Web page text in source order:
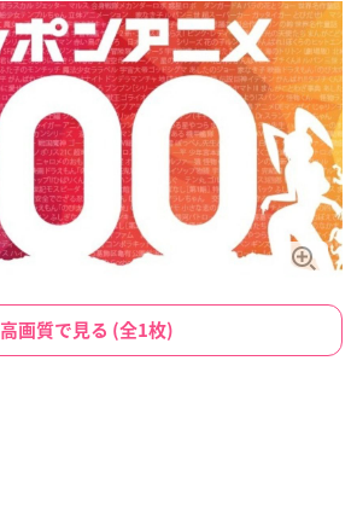
高画質で見る (全1枚)